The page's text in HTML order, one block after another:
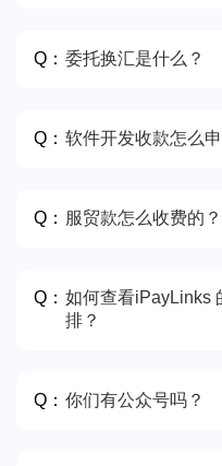
Q： 委托换汇是什么？
Q： 软件开发收款怎么
Q： 服贸款怎么收费的？
Q： 如何查看iPayLinks
排？
Q： 你们有公众号吗？